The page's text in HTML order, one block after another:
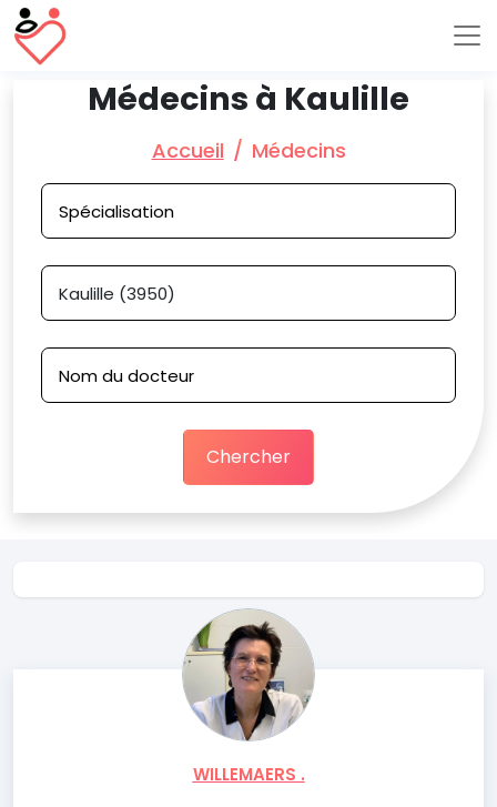
Médecins à Kaulille
Accueil Médecins
Chercher
WILLEMAERS .